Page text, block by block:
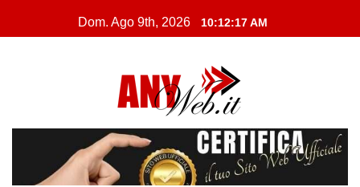
to
Dom. Ago 9th, 2026 10:12:18 AM